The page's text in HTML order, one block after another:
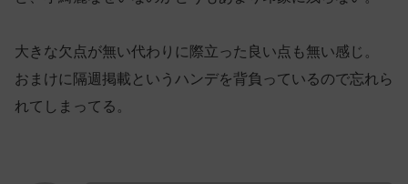
大きな欠点が無い代わりに際立った良い点も無い感じ。
おまけに隔週掲載というハンデを背負っているので忘れら
れてしまってる。